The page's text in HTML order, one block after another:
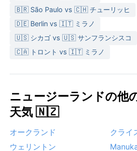
🇧🇷 São Paulo vs 🇨🇭 チューリッヒ
🇩🇪 Berlin vs 🇮🇹 ミラノ
🇺🇸 シカゴ vs 🇺🇸 サンフランシスコ
🇨🇦 トロント vs 🇮🇹 ミラノ
ニュージーランドの他
天気 🇳🇿
オークランド
クライ
ウェリントン